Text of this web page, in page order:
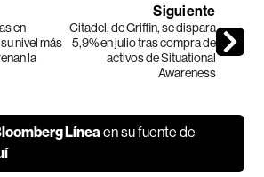
en
nivel más
la
Siguiente
Citadel, de Griffin, se dispara
5,9% en julio tras compra de
activos de Situational
Awareness
Líneaen su fuente de